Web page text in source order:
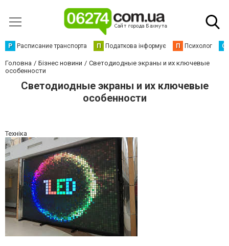
Р Расписание транспорта П Податкова інформує П Психолог С
Головна Бізнес новини
Светодиодные экраны и их ключевые
особенности
Светодиодные экраны и их ключевые
особенности
Техніка